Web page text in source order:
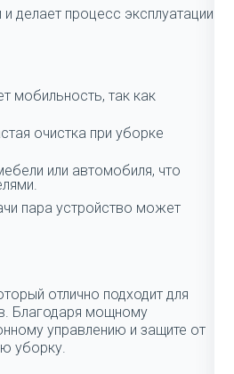
делает процесс эксплуатации
мобильность, так как
очистка при уборке
или автомобиля, что
пара устройство может
отлично подходит для
Благодаря мощному
управлению и защите от
уборку.